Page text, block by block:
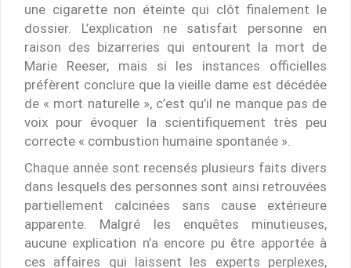
une cigarette non éteinte qui clôt finalement le
dossier. L’explication ne satisfait personne en
raison des bizarreries qui entourent la mort de
Marie Reeser, mais si les instances officielles
préfèrent conclure que la vieille dame est décédée
de « mort naturelle », c’est qu’il ne manque pas de
voix pour évoquer la scientifiquement très peu
correcte « combustion humaine spontanée ».
Chaque année sont recensés plusieurs faits divers
dans lesquels des personnes sont ainsi retrouvées
partiellement calcinées sans cause extérieure
apparente. Malgré les enquêtes minutieuses,
aucune explication n’a encore pu être apportée à
ces affaires qui laissent les experts perplexes,